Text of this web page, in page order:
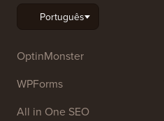
OptinMonster
WPForms
All in One SEO